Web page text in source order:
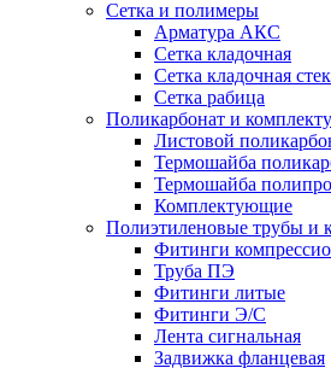
Сетка и полимеры
Арматура АКС
Сетка кладочная
Сетка кладочная
Сетка рабица
Поликарбонат и
Листовой
Термошайба
Термошайба
Комплектующие
Полиэтиленовые трубы и
Фитинги
Труба ПЭ
Фитинги литые
Фитинги Э/С
Лента сигнальная
Задвижка фланцевая